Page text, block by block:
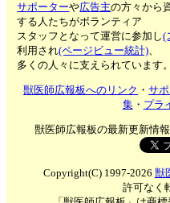
サポーターや広告主の方々から
する人たちがボランティア
スタッフとなって運営に参加し(
利用され(ページビュー統計)、
多くの人々に支えられています。
獣医師広報板へのリンク ・サ
集・ プラ
獣医師広報板の最新更新情
Copyright(C) 1997-2026 獣
許可なく